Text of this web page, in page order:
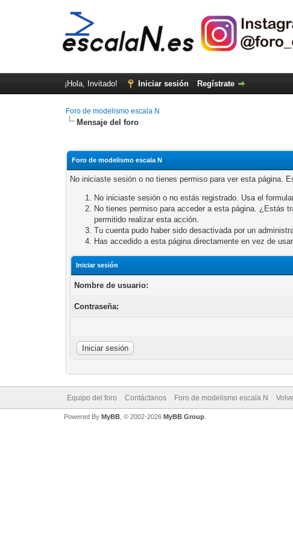
¡Hola, Invitado! Iniciar sesión Regístrate
Foro de modelismo escala N
Mensaje del foro
Foro de modelismo escala N
No iniciaste sesión o no tienes permiso para ver esta página.
No iniciaste sesión o no estás registrado. Usa el
No tienes permiso para acceder a esta página. ¿Estás
permitido realizar esta acción.
Tu cuenta pudo haber sido desactivada por un
Has accedido a esta página directamente en vez de
Iniciar sesión
Nombre de usuario:
Contraseña:
Equipo del foro Contáctanos Foro de modelismo escala N
Powered By MyBB, © 2002-2026 MyBB Group.